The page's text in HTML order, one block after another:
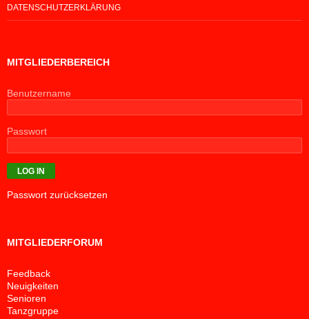
DATENSCHUTZERKLÄRUNG
MITGLIEDERBEREICH
Benutzername
Passwort
Passwort zurücksetzen
MITGLIEDERFORUM
Feedback
Neuigkeiten
Senioren
Tanzgruppe